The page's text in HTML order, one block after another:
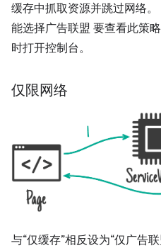
缓存中抓取资源并跳过网络
能选择广告联盟 要查看此策
时打开控制台。
仅限网络
与“仅缓存”相反设为“仅广告